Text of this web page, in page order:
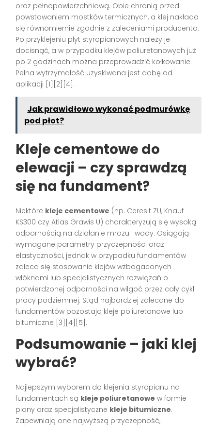
oraz pełnopowierzchniową. Obie chronią przed
powstawaniem mostków termicznych, a klej nakłada
się równomiernie zgodnie z zaleceniami producenta.
Po przyklejeniu płyt styropianowych należy je
docisnąć, a w przypadku klejów poliuretanowych już
po 2 godzinach można przeprowadzić kołkowanie.
Pełna wytrzymałość uzyskiwana jest dobę od
aplikacji [1][2][4] .
Jak prawidłowo wykonać podmurówkę
pod płot?
Kleje cementowe do
elewacji – czy sprawdzą
się na fundament?
Niektóre kleje cementowe (np. Ceresit ZU, Knauf
KS300 czy Atlas Grawis U) charakteryzują się wysoką
odpornością na działanie mrozu i wody. Osiągają
wymagane parametry przyczepności oraz
elastyczności, jednak w przypadku fundamentów
zaleca się stosowanie klejów wzbogaconych
włóknami lub specjalistycznych rozwiązań o
potwierdzonej odporności na wilgoć przez cały cykl
pracy podziemnej. Stąd najbardziej zalecane do
fundamentów pozostają kleje poliuretanowe lub
bitumiczne [3][4][5] .
Podsumowanie – jaki klej
wybrać?
Najlepszym wyborem do klejenia styropianu na
fundamentach są kleje poliuretanowe w formie
piany oraz specjalistyczne kleje bitumiczne.
Zapewniają one najwyższą przyczepność,